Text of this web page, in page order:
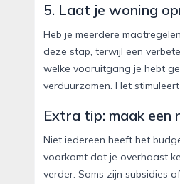
5. Laat je woning
Heb je meerdere
deze stap, terwijl een
welke vooruitgang je hebt
verduurzamen. Het
Extra tip: maak een
Niet iedereen heeft het
voorkomt dat je overhaast
verder. Soms zijn subsidies